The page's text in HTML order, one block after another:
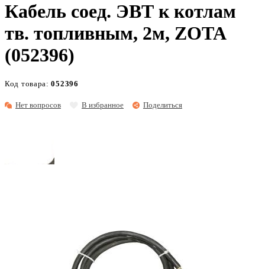
Кабель соед. ЭВТ к котлам
тв. топливным, 2м, ZOTA
(052396)
Нет вопросов В избранное Поделиться
Код товара:052396